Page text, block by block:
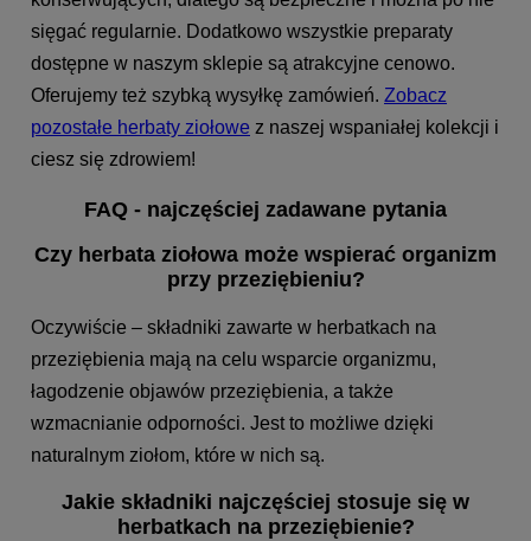
sięgać regularnie. Dodatkowo wszystkie preparaty
dostępne w naszym sklepie są atrakcyjne cenowo.
Oferujemy też szybką wysyłkę zamówień. Zobacz
pozostałe herbaty ziołowe z naszej wspaniałej kolekcji i
ciesz się zdrowiem!
FAQ - najczęściej zadawane pytania
Czy herbata ziołowa może wspierać organizm
przy przeziębieniu?
Oczywiście – składniki zawarte w herbatkach na
przeziębienia mają na celu wsparcie organizmu,
łagodzenie objawów przeziębienia, a także
wzmacnianie odporności. Jest to możliwe dzięki
naturalnym ziołom, które w nich są.
Jakie składniki najczęściej stosuje się w
herbatkach na przeziębienie?